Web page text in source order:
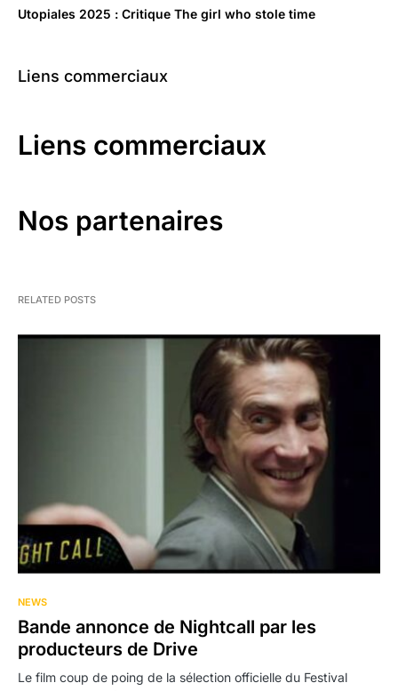
Utopiales 2025 : Critique The girl who stole time
Liens commerciaux
Liens commerciaux
Nos partenaires
RELATED POSTS
NEWS
Bande annonce de Nightcall par les
producteurs de Drive
Le film coup de poing de la sélection officielle du Festival